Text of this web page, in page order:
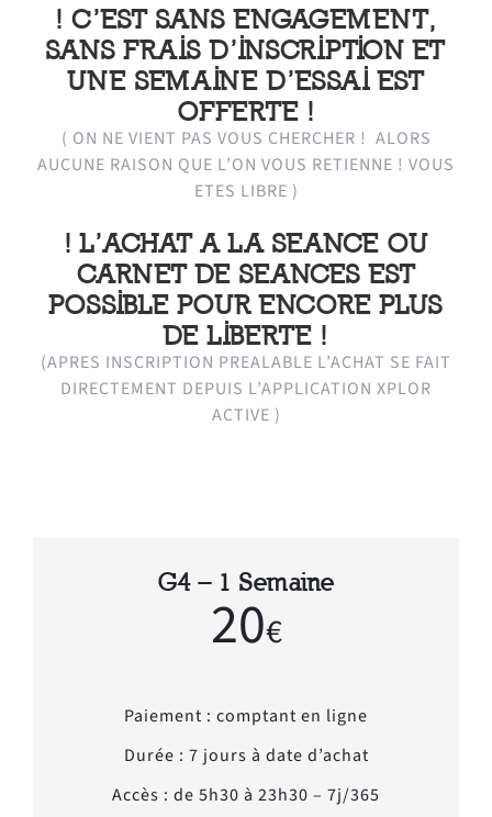
! C’EST SANS ENGAGEMENT,
SANS FRAIS D’INSCRIPTION ET
UNE SEMAINE D’ESSAI EST
OFFERTE !
( ON NE VIENT PAS VOUS CHERCHER ! ALORS
AUCUNE RAISON QUE L’ON VOUS RETIENNE ! VOUS
ETES LIBRE )
! L’ACHAT A LA SEANCE OU
CARNET DE SEANCES EST
POSSIBLE POUR ENCORE PLUS
DE LIBERTE !
(APRES INSCRIPTION PREALABLE L’ACHAT SE FAIT
DIRECTEMENT DEPUIS L’APPLICATION XPLOR
ACTIVE )
G4 – 1 Semaine
20€
Paiement : comptant en ligne
Durée : 7 jours à date d’achat
Accès : de 5h30 à 23h30 – 7j/365